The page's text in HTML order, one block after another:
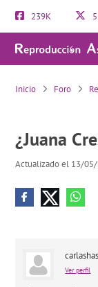
239K
¿Juana
Inicio Foro
¿Juana
Actualizado el 13/
Ver perfil